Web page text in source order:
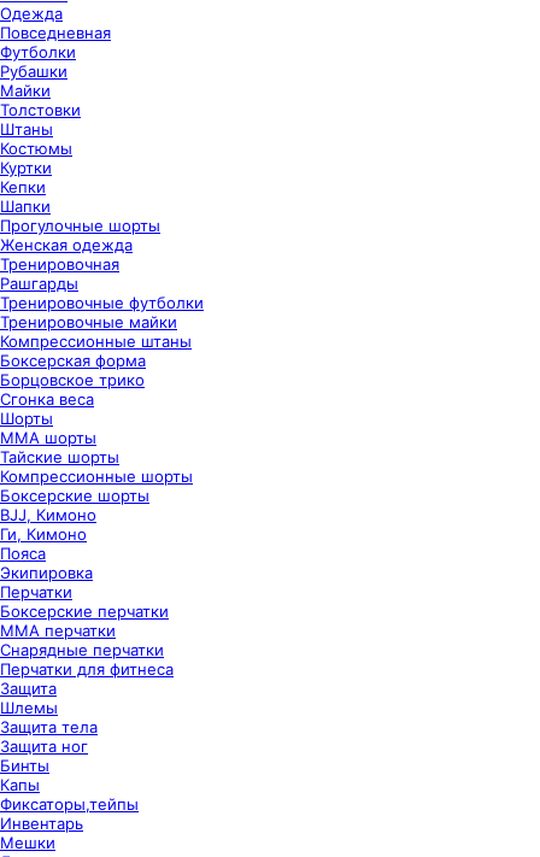
Одежда
Повседневная
Футболки
Рубашки
Майки
Толстовки
Штаны
Костюмы
Куртки
Кепки
Шапки
Прогулочные шорты
Женская одежда
Тренировочная
Рашгарды
Тренировочные футболки
Тренировочные майки
Компрессионные штаны
Боксерская форма
Борцовское трико
Сгонка веса
Шорты
ММА шорты
Тайские шорты
Компрессионные шорты
Боксерские шорты
BJJ, Кимоно
Ги, Кимоно
Пояса
Экипировка
Перчатки
Боксерские перчатки
ММА перчатки
Снарядные перчатки
Перчатки для фитнеса
Защита
Шлемы
Защита тела
Защита ног
Бинты
Капы
Фиксаторы,тейпы
Инвентарь
Мешки